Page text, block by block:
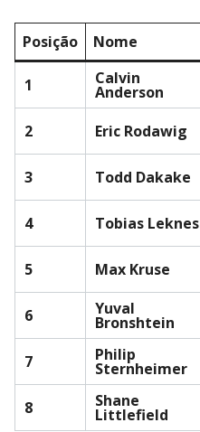
Posição Nome
1 Calvin
Anderson
2
Eric Rodawig
3
Todd Dakake
4
Tobias Leknes
5
Max Kruse
6
Yuval
Bronshtein
7
Philip
Sternheimer
8
Shane
Littlefield